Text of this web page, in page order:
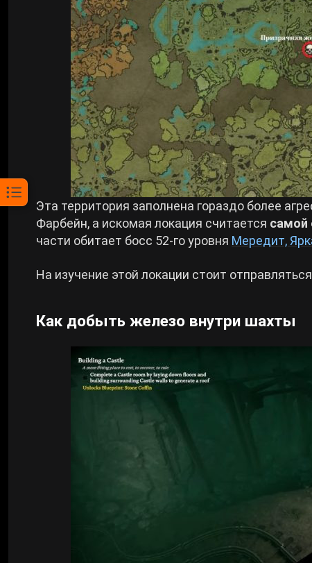
Эта территория заполнена гораздо более
Фарбейн, а искомая локация считается самой
части обитает босс 52-го уровня Мередит,
На изучение этой локации стоит
Как добыть железо внутри шахты